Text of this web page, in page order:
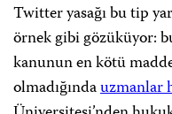
Twitter yasağı bu tip
örnek gibi gözüküyor:
kanunun en kötü
olmadığındauzmanlar